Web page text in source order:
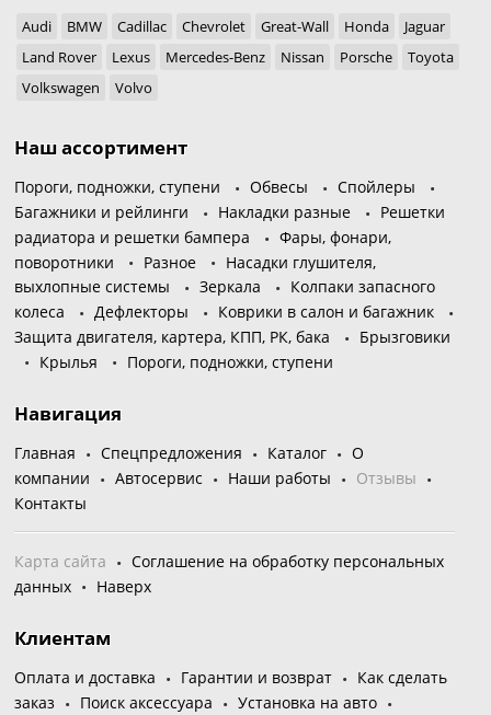
Audi BMW Cadillac Chevrolet Great-Wall Honda
Jaguar
Land Rover
Lexus Mercedes-Benz Nissan Porsche
Toyota
Volkswagen
Volvo
Наш ассортимент
Пороги, подножки, ступени Обвесы
Спойлеры
Багажники и рейлинги
Накладки разные
Решетки
радиатора и решетки бампера
Фары, фонари,
поворотники
Разное
Насадки глушителя,
выхлопные системы
Зеркала
Колпаки запасного
колеса
Дефлекторы
Коврики в салон и багажник
Защита двигателя, картера, КПП, РК, бака
Брызговики
Крылья
Пороги, подножки, ступени
Навигация
Главная Спецпредложения Каталог
О
компании
Автосервис Наши работы
Отзывы
Контакты
Карта сайта
Соглашение на обработку персональных
данных
Наверх
Клиентам
Оплата и доставка Гарантии и возврат
Как сделать
заказ
Поиск аксессуара
Установка на авто